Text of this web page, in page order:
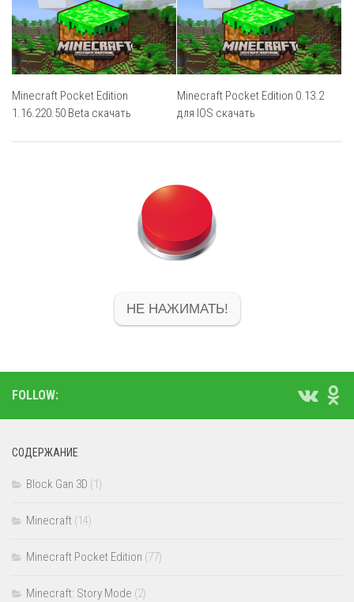
Minecraft Pocket Edition
1.16.220.50 Beta скачать
Minecraft Pocket Edition 0.13.2
для IOS скачать
НЕ НАЖИМАТЬ!
FOLLOW:
СОДЕРЖАНИЕ
Block Gan 3D (1)
Minecraft (14)
Minecraft Pocket Edition (77)
Minecraft: Story Mode (2)